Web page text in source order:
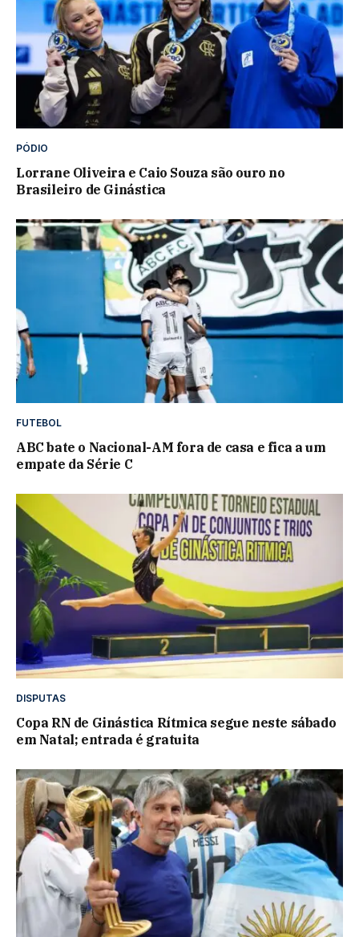
PÓDIO
Lorrane Oliveira e Caio Souza são ouro no
Brasileiro de Ginástica
FUTEBOL
ABC bate o Nacional-AM fora de casa e fica a um
empate da Série C
DISPUTAS
Copa RN de Ginástica Rítmica segue neste sábado
em Natal; entrada é gratuita